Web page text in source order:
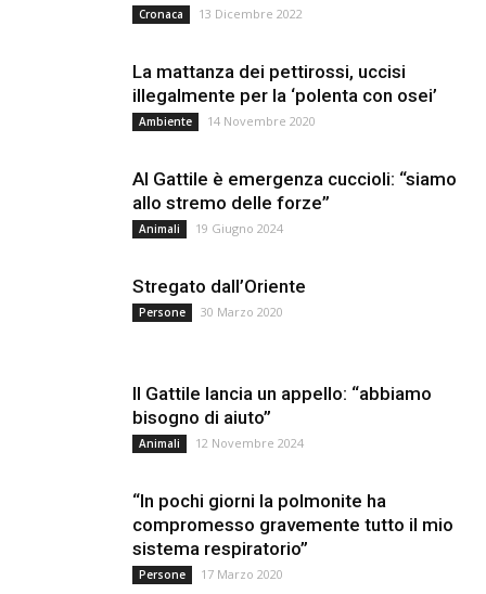
Cronaca 13 Dicembre 2022
La mattanza dei pettirossi, uccisi
illegalmente per la ‘polenta con osei’
Ambiente 14 Novembre 2020
Al Gattile è emergenza cuccioli: “siamo
allo stremo delle forze”
Animali 19 Giugno 2024
Stregato dall’Oriente
Persone 30 Marzo 2020
Il Gattile lancia un appello: “abbiamo
bisogno di aiuto”
Animali 12 Novembre 2024
“In pochi giorni la polmonite ha
compromesso gravemente tutto il mio
sistema respiratorio”
Persone 17 Marzo 2020